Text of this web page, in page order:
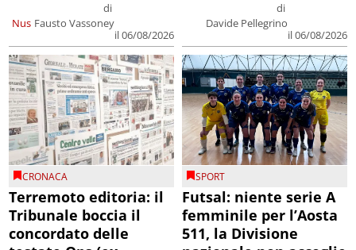
Nus
di
Fausto Vassoney
il 06/08/2026
di
Davide Pellegrino
il 06/08/2026
CRONACA
Terremoto editoria: il
Tribunale boccia il
concordato delle
SPORT
Futsal: niente serie A
femminile per l’Aosta
511, la Divisione